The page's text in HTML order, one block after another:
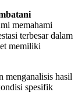
memahami
terbesar dalam
memiliki
menganalisis hasil
spesifik